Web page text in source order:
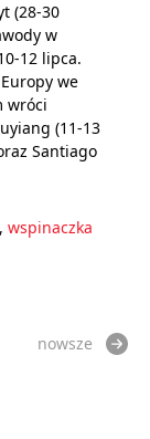
(28-30
w
12 lipca.
we
wróci
(11-13
Santiago
, wspinaczka
nowsze